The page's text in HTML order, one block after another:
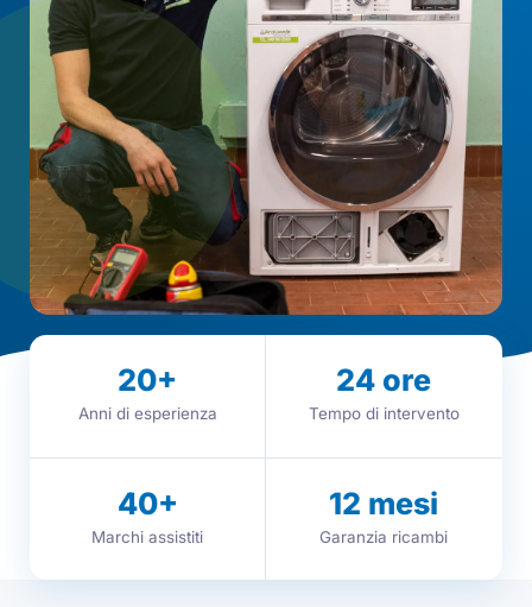
20+
Anni di esperienza
24 ore
Tempo di intervento
40+
Marchi assistiti
12 mesi
Garanzia ricambi